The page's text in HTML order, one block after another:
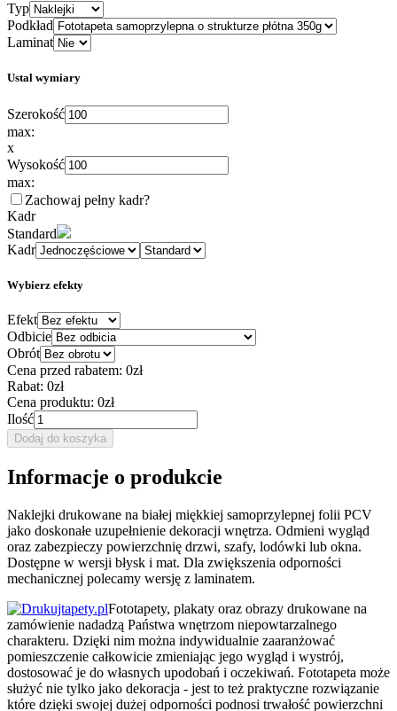
Typ
Podkład
Laminat
Ustal wymiary
Szerokość
max:
x
Wysokość
max:
Zachowaj pełny kadr?
Kadr
Standard
Kadr
Wybierz efekty
Efekt
Odbicie
Obrót
Cena przed rabatem: 0zł
Rabat: 0zł
Cena produktu: 0zł
Ilość
Dodaj do koszyka
Informacje o produkcie
Naklejki drukowane na białej miękkiej samoprzylepnej folii PCV
jako doskonałe uzupełnienie dekoracji wnętrza. Odmieni wygląd
oraz zabezpieczy powierzchnię drzwi, szafy, lodówki lub okna.
Dostępne w wersji błysk i mat. Dla zwiększenia odporności
mechanicznej polecamy wersję z laminatem.
Fototapety, plakaty oraz obrazy drukowane na
zamówienie nadadzą Państwa wnętrzom niepowtarzalnego
charakteru. Dzięki nim można indywidualnie zaaranżować
pomieszczenie całkowicie zmieniając jego wygląd i wystrój,
dostosować je do własnych upodobań i oczekiwań. Fototapeta może
służyć nie tylko jako dekoracja - jest to też praktyczne rozwiązanie
które dzięki swojej dużej odporności podnosi trwałość powierzchni